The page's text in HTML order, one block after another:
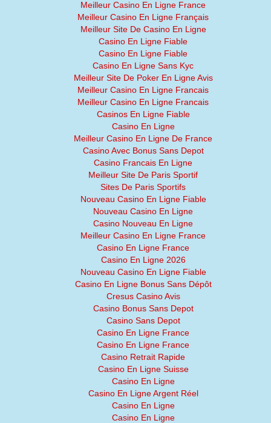
Meilleur Casino En Ligne France
Meilleur Casino En Ligne Français
Meilleur Site De Casino En Ligne
Casino En Ligne Fiable
Casino En Ligne Fiable
Casino En Ligne Sans Kyc
Meilleur Site De Poker En Ligne Avis
Meilleur Casino En Ligne Francais
Meilleur Casino En Ligne Francais
Casinos En Ligne Fiable
Casino En Ligne
Meilleur Casino En Ligne De France
Casino Avec Bonus Sans Depot
Casino Francais En Ligne
Meilleur Site De Paris Sportif
Sites De Paris Sportifs
Nouveau Casino En Ligne Fiable
Nouveau Casino En Ligne
Casino Nouveau En Ligne
Meilleur Casino En Ligne France
Casino En Ligne France
Casino En Ligne 2026
Nouveau Casino En Ligne Fiable
Casino En Ligne Bonus Sans Dépôt
Cresus Casino Avis
Casino Bonus Sans Depot
Casino Sans Depot
Casino En Ligne France
Casino En Ligne France
Casino Retrait Rapide
Casino En Ligne Suisse
Casino En Ligne
Casino En Ligne Argent Réel
Casino En Ligne
Casino En Ligne